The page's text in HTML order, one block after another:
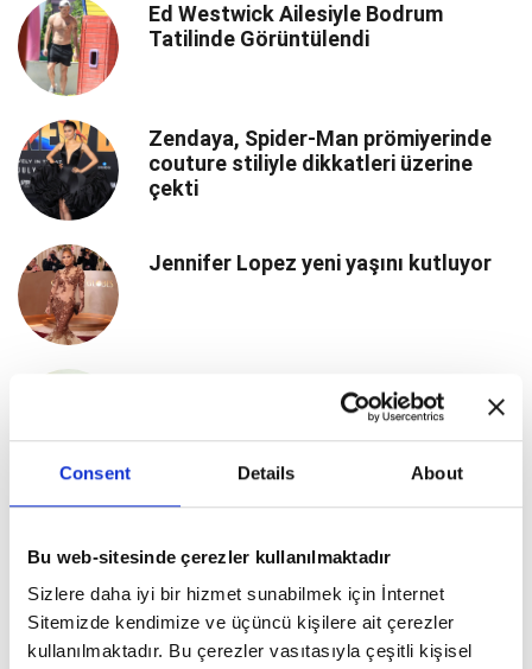
Consent Details About
Bu web-sitesinde çerezler kullanılmaktadır
Sizlere daha iyi bir hizmet sunabilmek için İnternet
Sitemizde kendimize ve üçüncü kişilere ait çerezler
kullanılmaktadır. Bu çerezler vasıtasıyla çeşitli kişisel
Ed Westwick Ailesiyle Bodrum
Tatilinde Görüntülendi
Zendaya, Spider-Man prömiyerinde
couture stiliyle dikkatleri üzerine
çekti
Jennifer Lopez yeni yaşını kutluyor
Hande Erçel’den gün batımında göz
Nebahat Çehre’den Bodrum’da Yaz
Mert Yazıcıoğlu ile Zeynep
Artukmaç’tan Barselona Kaçamağı